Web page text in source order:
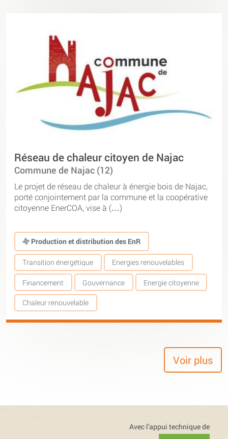
Réseau de chaleur citoyen de Najac
Commune de Najac (12)
Le projet de réseau de chaleur à énergie bois de Najac,
porté conjointement par la commune et la coopérative
citoyenne EnerCOA, vise à (…)
Production et distribution des EnR
Transition énergétique Energies renouvelables
Financement Gouvernance Energie citoyenne
Chaleur renouvelable
Voir plus
Avec l'appui technique de